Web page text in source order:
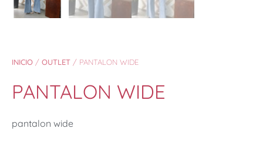
INICIO / OUTLET / PANTALON WIDE
PANTALON WIDE
pantalon wide